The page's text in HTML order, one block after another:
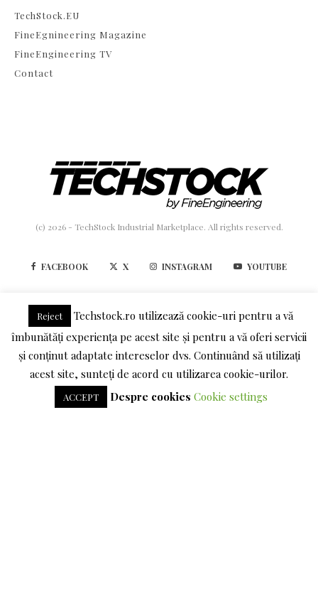
TechStock.EU
FineEgnineering Magazine
FineEngineering TV
Contact
(c) 2026 - TechStock Industrial Marketplace. All rights reserved.
FACEBOOK X INSTAGRAM YOUTUBE
LINKEDIN
TERMENI SI CONDITII POLITICA DE CONFIDENTIALITATE
DESPRE COOKIES
Reject
Techstock.ro utilizează cookie-uri pentru a vă
îmbunătăți experiența pe acest site și pentru a vă oferi servicii
și conținut adaptate intereselor dvs. Continuând să utilizați
acest site, sunteți de acord cu utilizarea cookie-urilor.
ACCEPT Despre cookies Cookie settings